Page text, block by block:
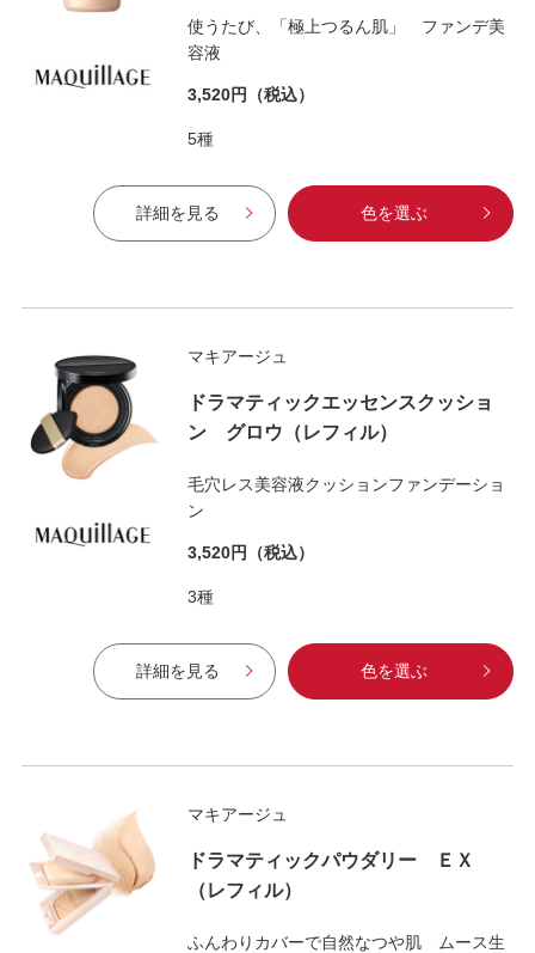
使うたび、「極上つるん肌」 ファンデ美
容液
3,520円 （税込）
5種
詳細を見る 色を選ぶ
マキアージュ
ドラマティックエッセンスクッショ
ン グロウ（レフィル）
毛穴レス美容液クッションファンデーショ
ン
3,520円 （税込）
3種
詳細を見る 色を選ぶ
マキアージュ
ドラマティックパウダリー ＥＸ
（レフィル）
ふんわりカバーで自然なつや肌 ムース生